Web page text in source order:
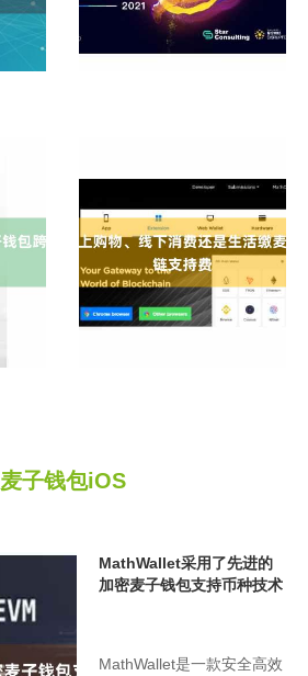
麦子钱包iOS
MathWallet采用了先进的
加密麦子钱包支持币种技术
MathWallet是一款安全高效